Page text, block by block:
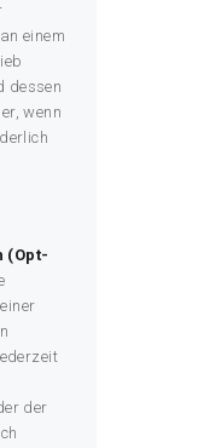
einem
dessen
wenn
(Opt-
der